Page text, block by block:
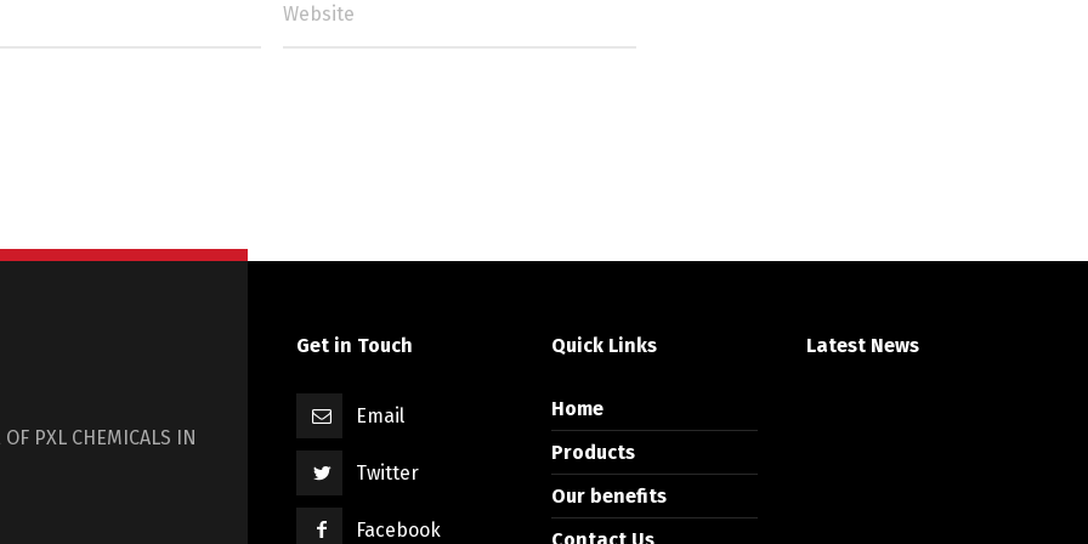
PXL CHEMICALS IN
Get in Touch
Email
Twitter
Facebook
Quick Links
Home
Products
Our benefits
Latest News